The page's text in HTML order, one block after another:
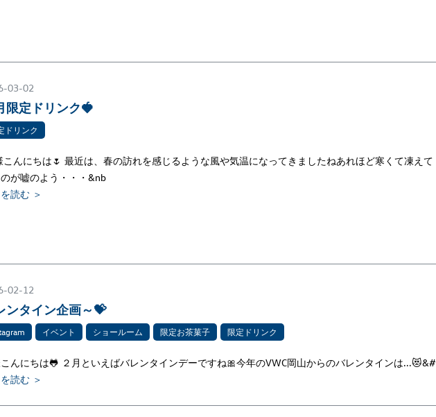
03-02
限定ドリンク🍓
ドリンク
こんにちは🌷 最近は、春の訪れを感じるような風や気温になってきましたねあれほど寒くて凍えて
が嘘のよう・・・&nb
読む ＞
02-12
ンタイン企画～💝
イベント ショールーム 限定お茶菓子 限定ドリンク
んにちは🐸 ２月といえばバレンタインデーですね🎀今年のVWC岡山からのバレンタインは...😻&#
読む ＞